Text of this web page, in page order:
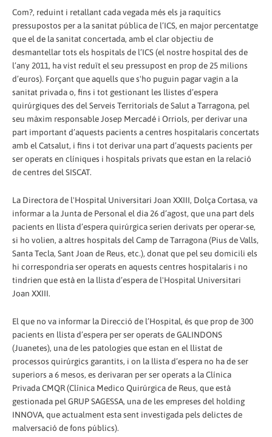
Com?, reduint i retallant cada vegada més els ja raquítics
pressupostos per a la sanitat pública de l’ICS, en major percentatge
que el de la sanitat concertada, amb el clar objectiu de
desmantellar tots els hospitals de l’ICS (el nostre hospital des de
l’any 2011, ha vist reduït el seu pressupost en prop de 25 milions
d’euros). Forçant que aquells que s'ho puguin pagar vagin a la
sanitat privada o, fins i tot gestionant les llistes d’espera
quirúrgiques des del Serveis Territorials de Salut a Tarragona, pel
seu màxim responsable Josep Mercadé i Orriols, per derivar una
part important d’aquests pacients a centres hospitalaris concertats
amb el Catsalut, i fins i tot derivar una part d’aquests pacients per
ser operats en clíniques i hospitals privats que estan en la relació
de centres del SISCAT.
La Directora de l'Hospital Universitari Joan XXIII, Dolça Cortasa, va
informar a la Junta de Personal el dia 26 d’agost, que una part dels
pacients en llista d’espera quirúrgica serien derivats per operar-se,
si ho volien, a altres hospitals del Camp de Tarragona (Pius de Valls,
Santa Tecla, Sant Joan de Reus, etc.), donat que pel seu domicili els
hi correspondria ser operats en aquests centres hospitalaris i no
tindrien que està en la llista d’espera de l'Hospital Universitari
Joan XXIII.
El que no va informar la Direcció de l’Hospital, és que prop de 300
pacients en llista d’espera per ser operats de GALINDONS
(Juanetes), una de les patologies que estan en el llistat de
processos quirúrgics garantits, i on la llista d’espera no ha de ser
superiors a 6 mesos, es derivaran per ser operats a la Clínica
Privada CMQR (Clínica Medico Quirúrgica de Reus, que està
gestionada pel GRUP SAGESSA, una de les empreses del holding
INNOVA, que actualment esta sent investigada pels delictes de
malversació de fons públics).